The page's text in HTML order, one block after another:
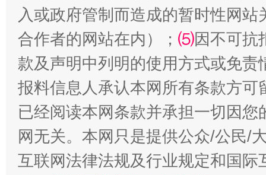
国家大学科技园优化重塑工作
入或政府管制而造成的暂时性网
合作者的网站在内）； ⑸因不可抗
款及声明中列明的使用方式或免责
报料信息人承认本网所有条款方
已经阅读本网条款并承担一切因
网无关。本网只是提供公众/公民/
互联网法律法规及行业规定和国